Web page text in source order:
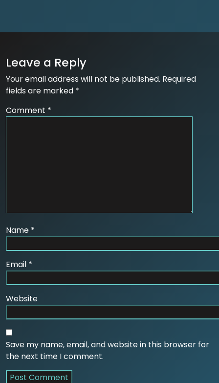
Leave a Reply
Your email address will not be published. Required
fields are marked *
Comment *
Name *
Email *
Website
Save my name, email, and website in this browser for
the next time I comment.